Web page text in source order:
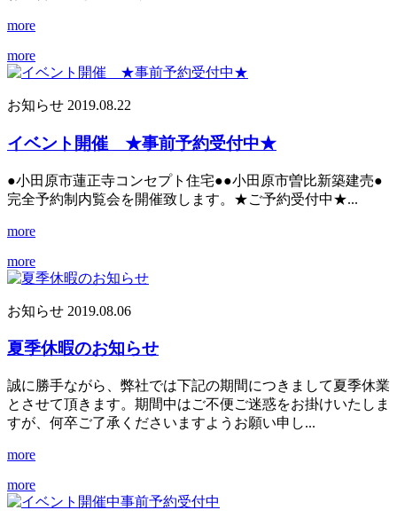
more
more
お知らせ 2019.08.22
イベント開催 ★事前予約受付中★
●小田原市蓮正寺コンセプト住宅●●小田原市曽比新築建売●
完全予約制内覧会を開催致します。★ご予約受付中★...
more
more
お知らせ 2019.08.06
夏季休暇のお知らせ
誠に勝手ながら、弊社では下記の期間につきまして夏季休業
とさせて頂きます。期間中はご不便ご迷惑をお掛けいたしま
すが、何卒ご了承くださいますようお願い申し...
more
more